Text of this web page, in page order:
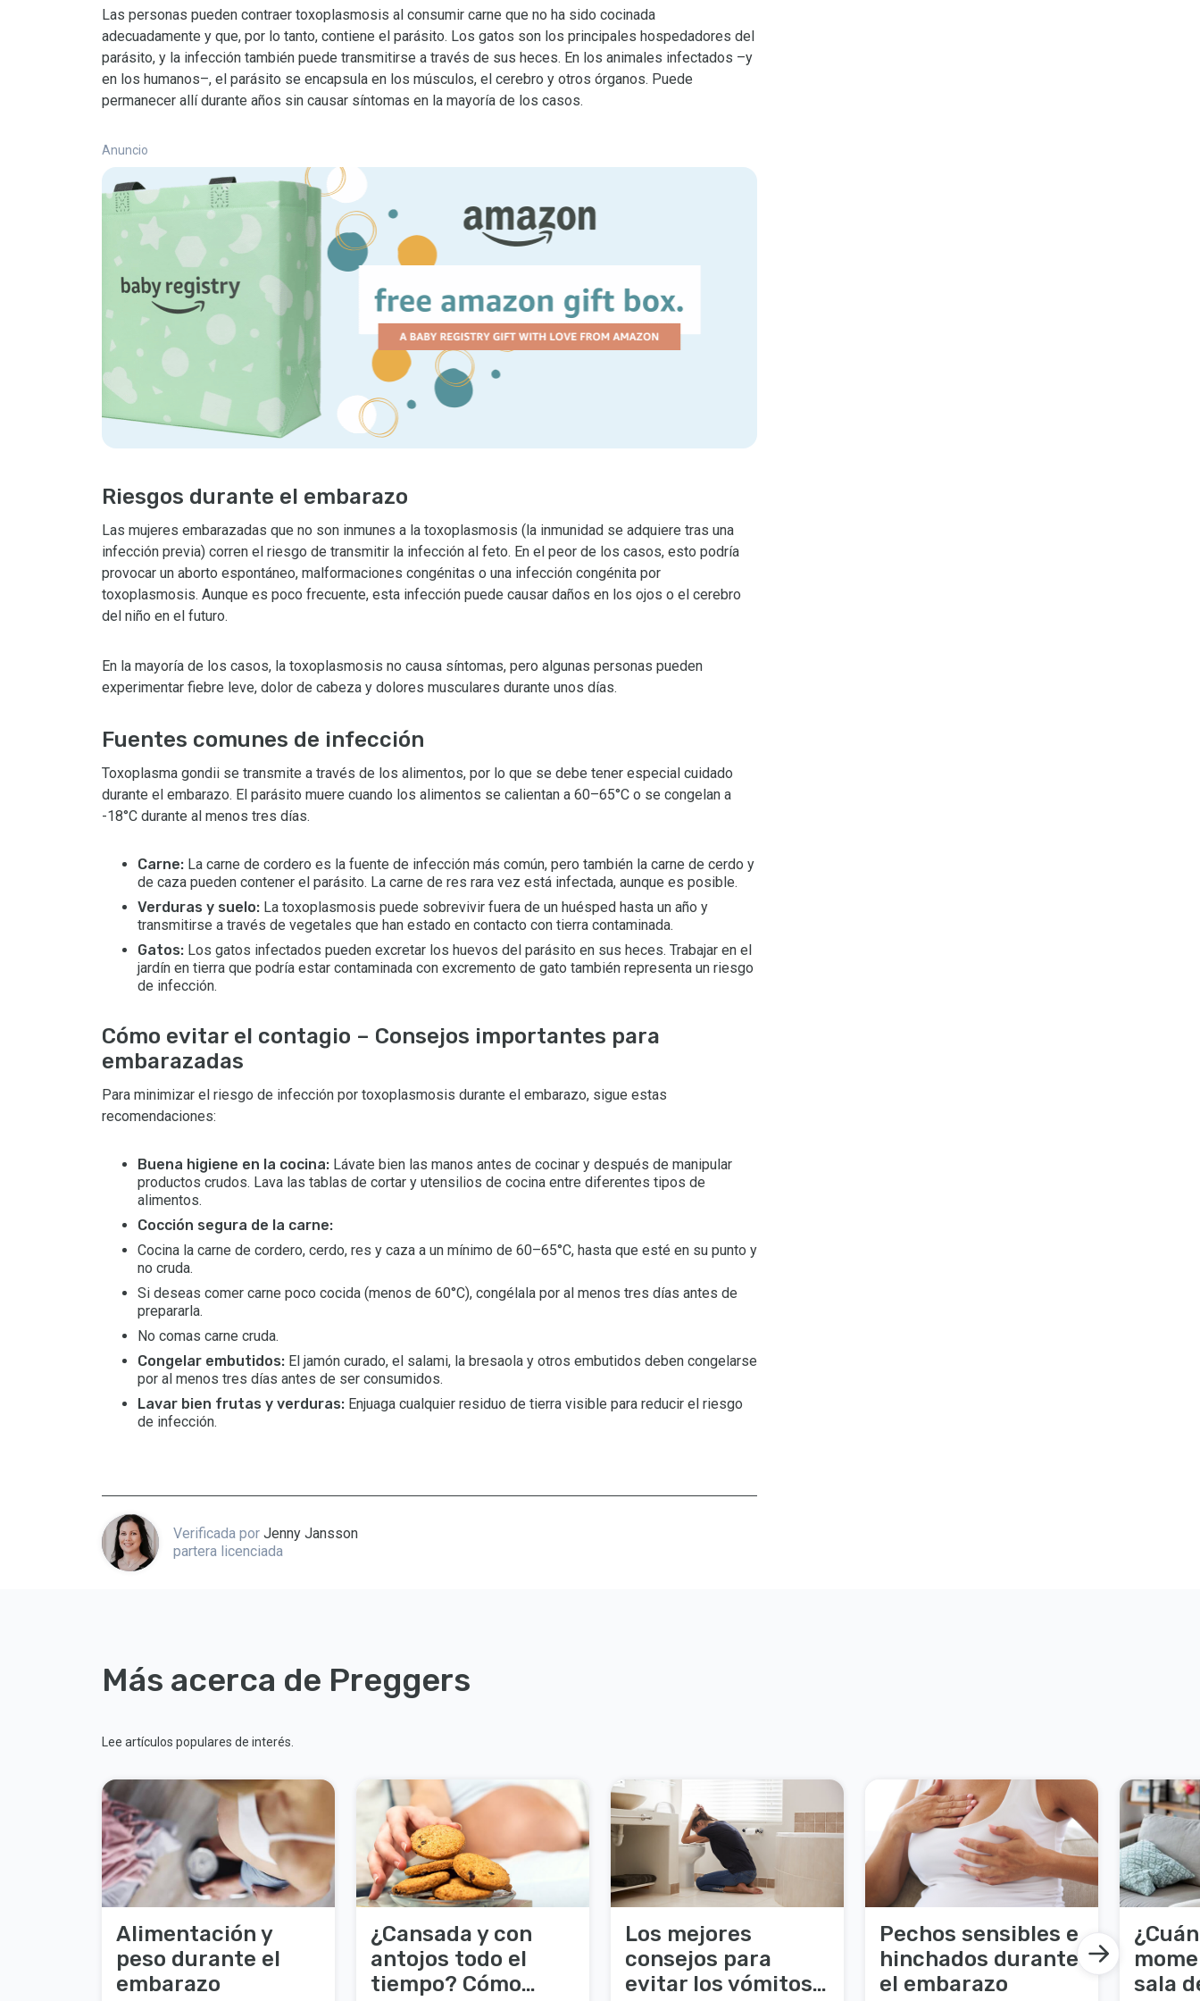
Las personas pueden contraer toxoplasmosis al consumir carne que no ha sido cocinada
adecuadamente y que, por lo tanto, contiene el parásito. Los gatos son los principales hospedadores del
parásito, y la infección también puede transmitirse a través de sus heces. En los animales infectados –y
en los humanos–, el parásito se encapsula en los músculos, el cerebro y otros órganos. Puede
permanecer allí durante años sin causar síntomas en la mayoría de los casos.
Anuncio
Riesgos durante el embarazo
Las mujeres embarazadas que no son inmunes a la toxoplasmosis (la inmunidad se adquiere tras una
infección previa) corren el riesgo de transmitir la infección al feto. En el peor de los casos, esto podría
provocar un aborto espontáneo, malformaciones congénitas o una infección congénita por
toxoplasmosis. Aunque es poco frecuente, esta infección puede causar daños en los ojos o el cerebro
del niño en el futuro.
En la mayoría de los casos, la toxoplasmosis no causa síntomas, pero algunas personas pueden
experimentar fiebre leve, dolor de cabeza y dolores musculares durante unos días.
Fuentes comunes de infección
Toxoplasma gondii se transmite a través de los alimentos, por lo que se debe tener especial cuidado
durante el embarazo. El parásito muere cuando los alimentos se calientan a 60–65°C o se congelan a
-18°C durante al menos tres días.
Carne: La carne de cordero es la fuente de infección más común, pero también la carne de cerdo y
de caza pueden contener el parásito. La carne de res rara vez está infectada, aunque es posible.
Verduras y suelo: La toxoplasmosis puede sobrevivir fuera de un huésped hasta un año y
transmitirse a través de vegetales que han estado en contacto con tierra contaminada.
Gatos: Los gatos infectados pueden excretar los huevos del parásito en sus heces. Trabajar en el
jardín en tierra que podría estar contaminada con excremento de gato también representa un riesgo
de infección.
Cómo evitar el contagio – Consejos importantes para
embarazadas
Para minimizar el riesgo de infección por toxoplasmosis durante el embarazo, sigue estas
recomendaciones:
Buena higiene en la cocina: Lávate bien las manos antes de cocinar y después de manipular
productos crudos. Lava las tablas de cortar y utensilios de cocina entre diferentes tipos de
alimentos.
Cocción segura de la carne:
Cocina la carne de cordero, cerdo, res y caza a un mínimo de 60–65°C, hasta que esté en su punto y
no cruda.
Si deseas comer carne poco cocida (menos de 60°C), congélala por al menos tres días antes de
prepararla.
No comas carne cruda.
Congelar embutidos: El jamón curado, el salami, la bresaola y otros embutidos deben congelarse
por al menos tres días antes de ser consumidos.
Lavar bien frutas y verduras: Enjuaga cualquier residuo de tierra visible para reducir el riesgo
de infección.
Verificada por Jenny Jansson
partera licenciada
Más acerca de Preggers
Lee artículos populares de interés.
Alimentación y
peso durante el
embarazo
¿Cansada y con
antojos todo el
tiempo? Cómo
Los mejores
consejos para
evitar los vómitos
Pechos sensibles e
hinchados durante
el embarazo
sala